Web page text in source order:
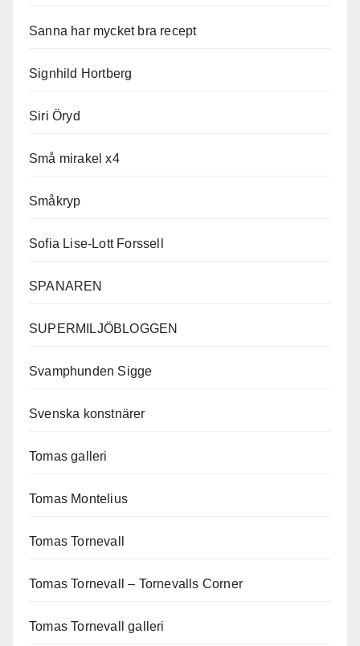
Sanna har mycket bra recept
Signhild Hortberg
Siri Öryd
Små mirakel x4
Småkryp
Sofia Lise-Lott Forssell
SPANAREN
SUPERMILJÖBLOGGEN
Svamphunden Sigge
Svenska konstnärer
Tomas galleri
Tomas Montelius
Tomas Tornevall
Tomas Tornevall – Tornevalls Corner
Tomas Tornevall galleri